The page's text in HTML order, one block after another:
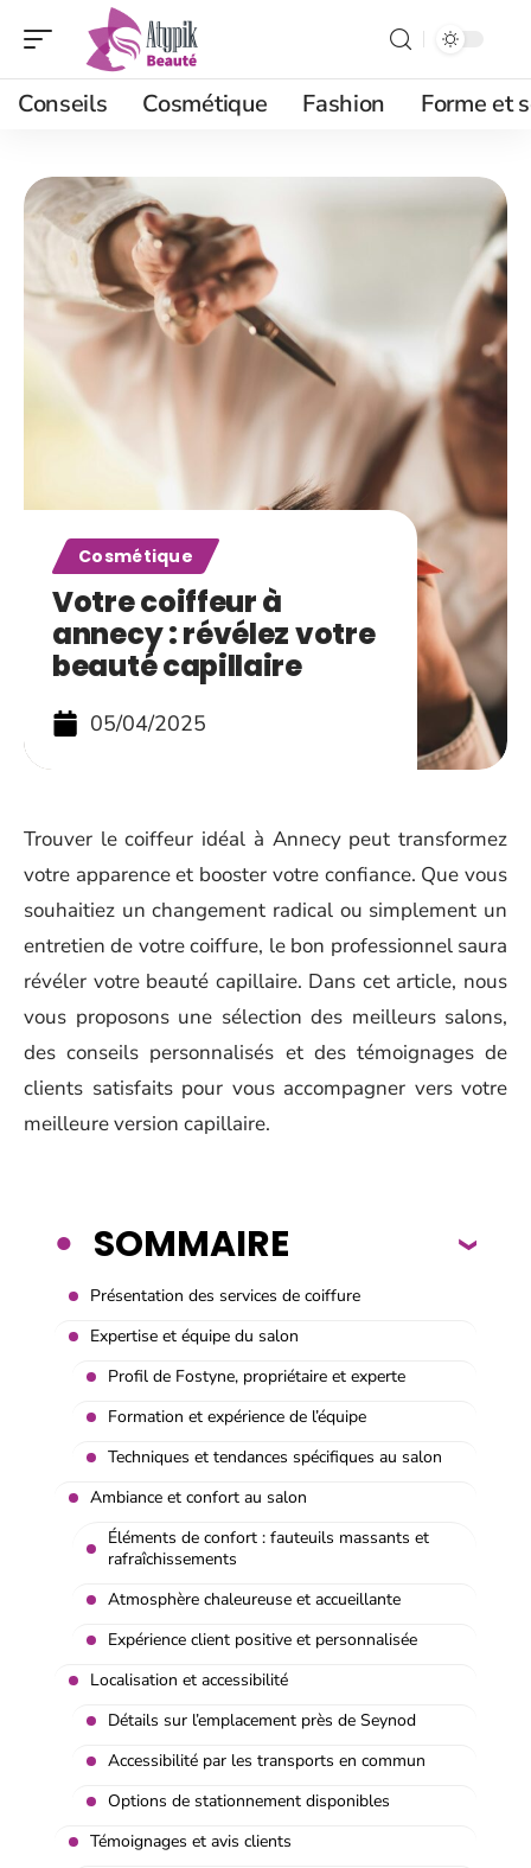
Conseils Cosmétique Fashion Forme et
Cosmétique
Votre coiffeur à
annecy : révélez votre
beauté capillaire
05/04/2025
Trouver le coiffeur idéal à Annecy peut transformez
votre apparence et booster votre confiance. Que vous
souhaitiez un changement radical ou simplement un
entretien de votre coiffure, le bon professionnel saura
révéler votre beauté capillaire. Dans cet article, nous
vous proposons une sélection des meilleurs salons,
des conseils personnalisés et des témoignages de
clients satisfaits pour vous accompagner vers votre
meilleure version capillaire.
SOMMAIRE
Présentation des services de coiffure
Expertise et équipe du salon
Profil de Fostyne, propriétaire et experte
Formation et expérience de l’équipe
Techniques et tendances spécifiques au salon
Ambiance et confort au salon
Éléments de confort : fauteuils massants et
rafraîchissements
Atmosphère chaleureuse et accueillante
Expérience client positive et personnalisée
Localisation et accessibilité
Détails sur l’emplacement près de Seynod
Accessibilité par les transports en commun
Options de stationnement disponibles
Témoignages et avis clients